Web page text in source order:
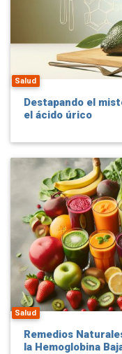
Salud
Destapando el
el ácido úrico
Salud
Remedios
la Hemoglobina